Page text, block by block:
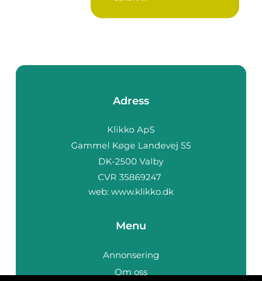
Adress
web: www.klikko.dk
Menu
Annonsering
Om oss